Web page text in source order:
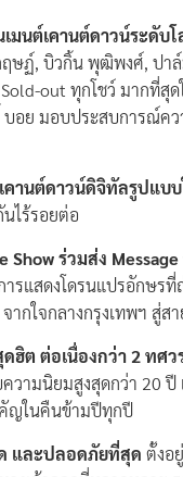
มนต์เคานต์ดาวน์ระดับโล
ษฏ์, บิวกิ้น พุฒิพงศ์, ปา
out ทุกโชว์ มากที่สุดใ
บอย มอบประสบการณ์
คานต์ดาวน์ดิจิทัลรูปแบบ
ไร้รอยต่อ
Show ร่วมส่ง
ารแสดงโดรนแปรอักษ
ากใจกลางกรุงเทพฯ สู่ส
ฮิต ต่อเนื่องกว่า 2 ทศวร
วามนิยมสูงสุดกว่า 20
ญในคืนข้ามปีทุกปี
และปลอดภัยที่สุด
ตั้งอ
งเข้าออกที่หลากหลาย